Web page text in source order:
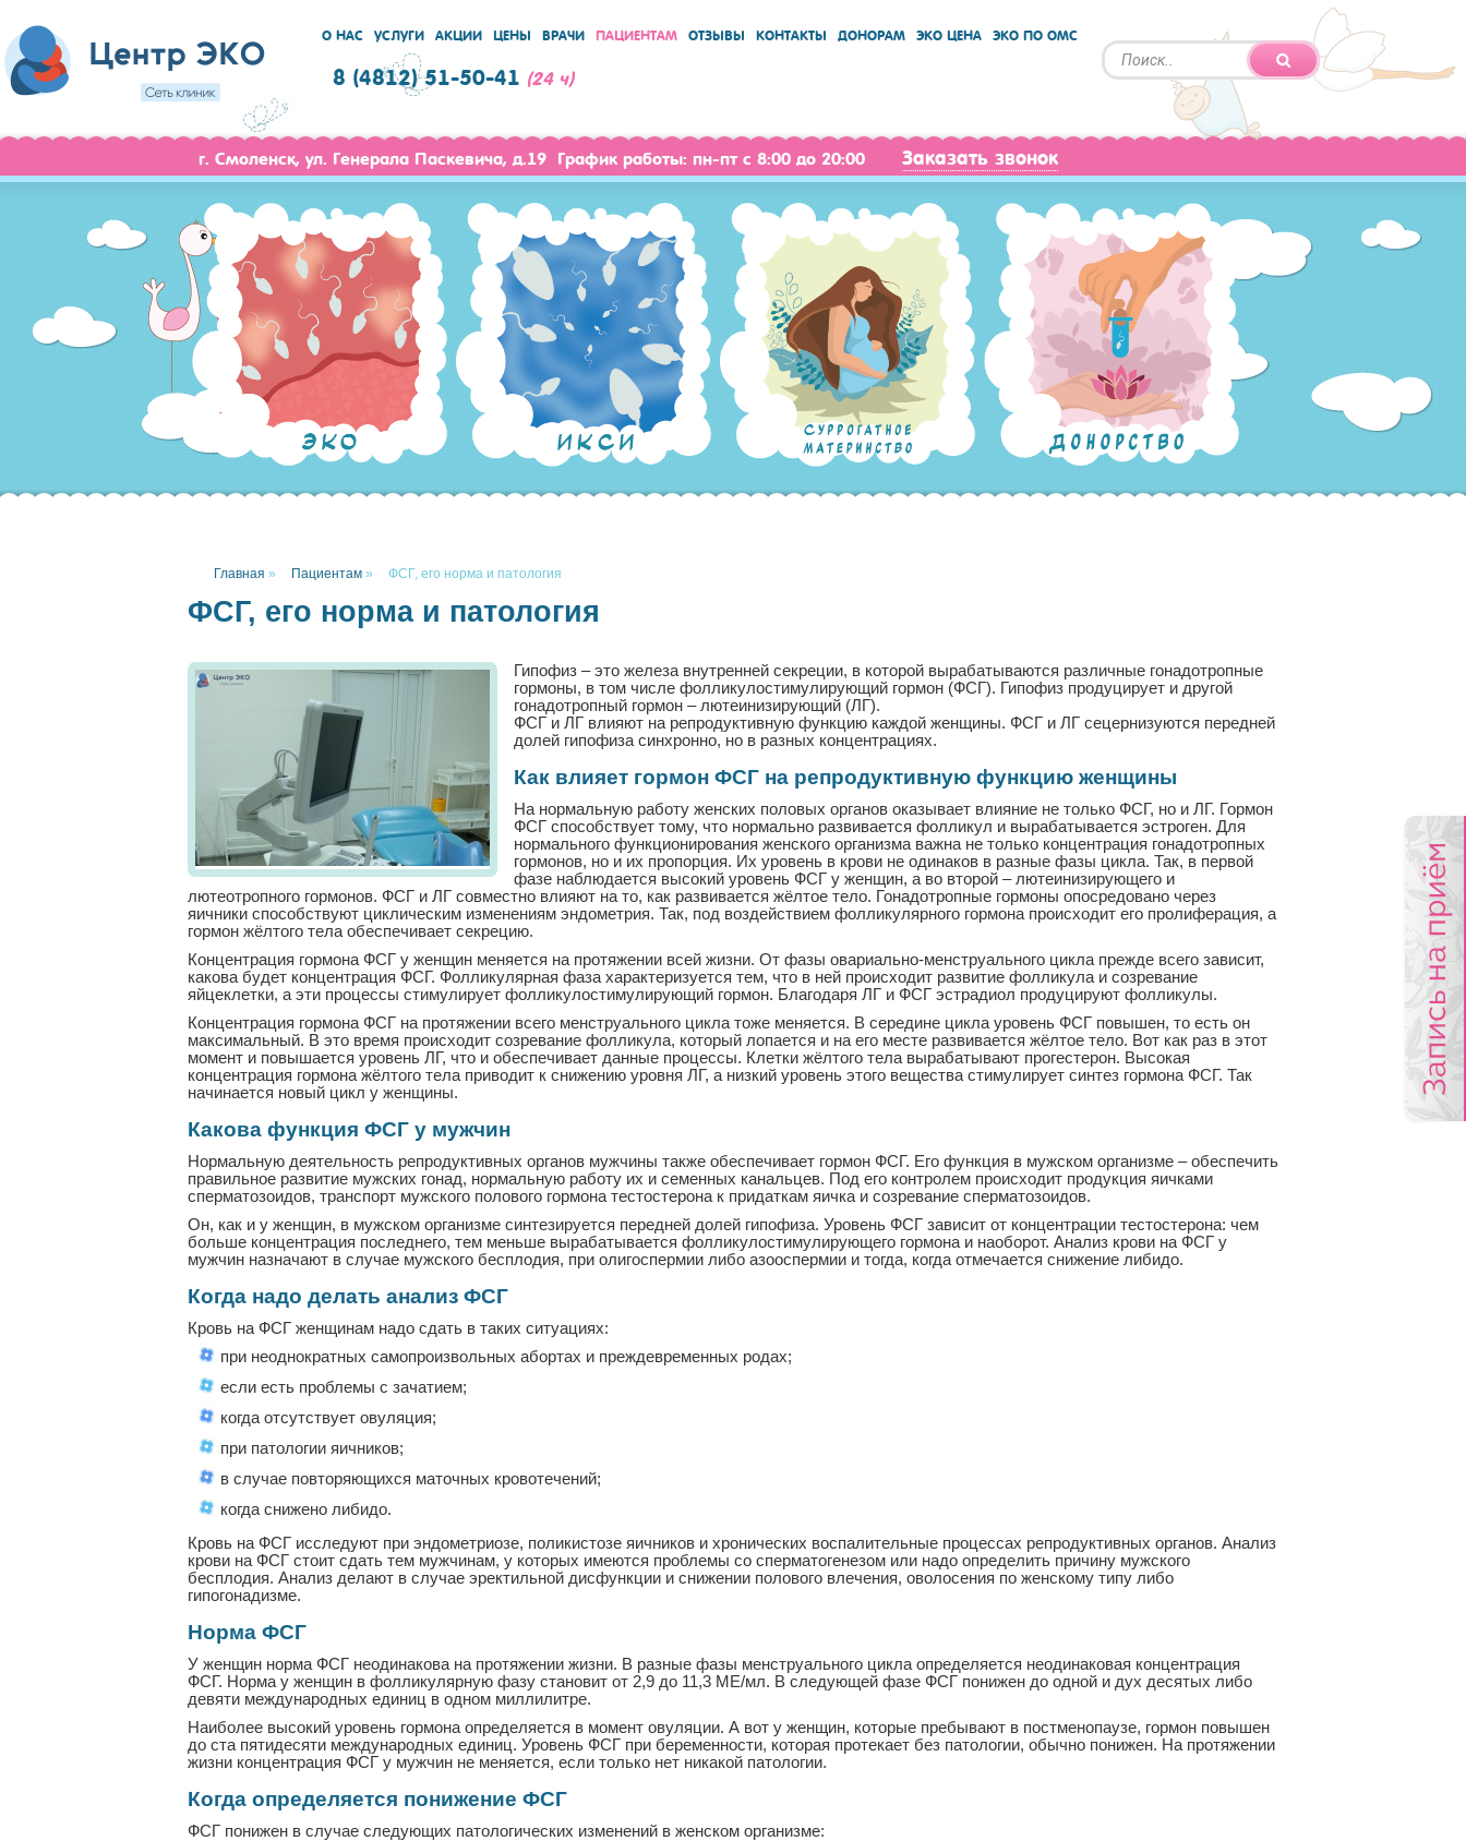
О НАС УСЛУГИ АКЦИИ ЦЕНЫ ВРАЧИ ПАЦИЕНТАМ ОТЗЫВЫ КОНТАКТЫ ДОНОРАМ ЭКО ЦЕНА ЭКО ПО ОМС
8 (4812) 51-50-41 (24 ч)
г. Смоленск, ул. Генерала Паскевича, д.19 График работы: пн-пт с 8:00 до 20:00 Заказать звонок
Главная » Пациентам » ФСГ, его норма и патология
ФСГ, его норма и патология
Гипофиз – это железа внутренней секреции, в которой вырабатываются различные гонадотропные
гормоны, в том числе фолликулостимулирующий гормон (ФСГ). Гипофиз продуцирует и другой
гонадотропный гормон – лютеинизирующий (ЛГ).
ФСГ и ЛГ влияют на репродуктивную функцию каждой женщины. ФСГ и ЛГ сецернизуются передней
долей гипофиза синхронно, но в разных концентрациях.
Как влияет гормон ФСГ на репродуктивную функцию женщины
На нормальную работу женских половых органов оказывает влияние не только ФСГ, но и ЛГ. Гормон
ФСГ способствует тому, что нормально развивается фолликул и вырабатывается эстроген. Для
нормального функционирования женского организма важна не только концентрация гонадотропных
гормонов, но и их пропорция. Их уровень в крови не одинаков в разные фазы цикла. Так, в первой
фазе наблюдается высокий уровень ФСГ у женщин, а во второй – лютеинизирующего и
лютеотропного гормонов. ФСГ и ЛГ совместно влияют на то, как развивается жёлтое тело. Гонадотропные гормоны опосредовано через
яичники способствуют циклическим изменениям эндометрия. Так, под воздействием фолликулярного гормона происходит его пролиферация, а
гормон жёлтого тела обеспечивает секрецию.
Концентрация гормона ФСГ у женщин меняется на протяжении всей жизни. От фазы овариально-менструального цикла прежде всего зависит,
какова будет концентрация ФСГ. Фолликулярная фаза характеризуется тем, что в ней происходит развитие фолликула и созревание
яйцеклетки, а эти процессы стимулирует фолликулостимулирующий гормон. Благодаря ЛГ и ФСГ эстрадиол продуцируют фолликулы.
Концентрация гормона ФСГ на протяжении всего менструального цикла тоже меняется. В середине цикла уровень ФСГ повышен, то есть он
максимальный. В это время происходит созревание фолликула, который лопается и на его месте развивается жёлтое тело. Вот как раз в этот
момент и повышается уровень ЛГ, что и обеспечивает данные процессы. Клетки жёлтого тела вырабатывают прогестерон. Высокая
концентрация гормона жёлтого тела приводит к снижению уровня ЛГ, а низкий уровень этого вещества стимулирует синтез гормона ФСГ. Так
начинается новый цикл у женщины.
Какова функция ФСГ у мужчин
Нормальную деятельность репродуктивных органов мужчины также обеспечивает гормон ФСГ. Его функция в мужском организме – обеспечить
правильное развитие мужских гонад, нормальную работу их и семенных канальцев. Под его контролем происходит продукция яичками
сперматозоидов, транспорт мужского полового гормона тестостерона к придаткам яичка и созревание сперматозоидов.
Он, как и у женщин, в мужском организме синтезируется передней долей гипофиза. Уровень ФСГ зависит от концентрации тестостерона: чем
больше концентрация последнего, тем меньше вырабатывается фолликулостимулирующего гормона и наоборот. Анализ крови на ФСГ у
мужчин назначают в случае мужского бесплодия, при олигоспермии либо азооспермии и тогда, когда отмечается снижение либидо.
Когда надо делать анализ ФСГ
Кровь на ФСГ женщинам надо сдать в таких ситуациях:
при неоднократных самопроизвольных абортах и преждевременных родах;
если есть проблемы с зачатием;
когда отсутствует овуляция;
при патологии яичников;
в случае повторяющихся маточных кровотечений;
когда снижено либидо.
Кровь на ФСГ исследуют при эндометриозе, поликистозе яичников и хронических воспалительные процессах репродуктивных органов. Анализ
крови на ФСГ стоит сдать тем мужчинам, у которых имеются проблемы со сперматогенезом или надо определить причину мужского
бесплодия. Анализ делают в случае эректильной дисфункции и снижении полового влечения, оволосения по женскому типу либо
гипогонадизме.
Норма ФСГ
У женщин норма ФСГ неодинакова на протяжении жизни. В разные фазы менструального цикла определяется неодинаковая концентрация
ФСГ. Норма у женщин в фолликулярную фазу становит от 2,9 до 11,3 МЕ/мл. В следующей фазе ФСГ понижен до одной и дух десятых либо
девяти международных единиц в одном миллилитре.
Наиболее высокий уровень гормона определяется в момент овуляции. А вот у женщин, которые пребывают в постменопаузе, гормон повышен
до ста пятидесяти международных единиц. Уровень ФСГ при беременности, которая протекает без патологии, обычно понижен. На протяжении
жизни концентрация ФСГ у мужчин не меняется, если только нет никакой патологии.
Когда определяется понижение ФСГ
ФСГ понижен в случае следующих патологических изменений в женском организме: